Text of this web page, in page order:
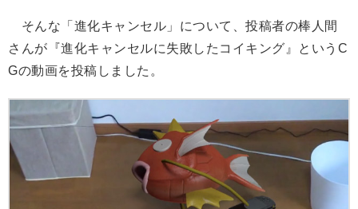
そんな「進化キャンセル」について、投稿者の棒人間
さんが『進化キャンセルに失敗したコイキング』というC
Gの動画を投稿しました。